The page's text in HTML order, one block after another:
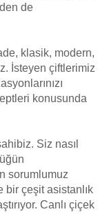
de
klasik, modern,
İsteyen çiftlerimiz
konusunda
Siz nasıl
sorumlumuz
bir çeşit asistanlık
Canlı çiçek